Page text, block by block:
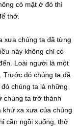
có mặt ở đó thì
thở.
xưa chúng ta đã từng
này không chỉ có
Loài người là một
Trước đó chúng ta đã
chúng ta là những
chúng ta trở thành
xa xưa của chúng
cần ngồi xuống, thở